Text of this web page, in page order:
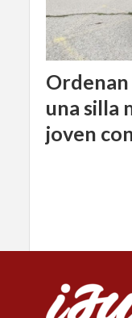
una silla
joven